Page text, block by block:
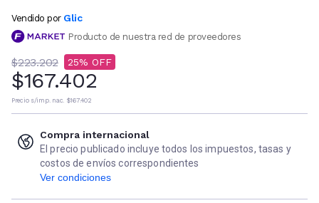
Vendido por Glic
Producto de nuestra red de proveedores
$223.202 25
$167.402
Precio s/imp. nac. $167.402
Compra internacional
El precio publicado incluye todos los impuestos, tasas y
costos de envíos correspondientes
Ver condiciones